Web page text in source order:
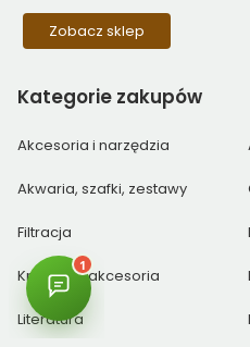
Zobacz sklep
Kategorie zakupów
Akcesoria i narzędzia
Akwaria, szafki, zestawy
Filtracja
Krewetki i akcesoria
Literatura